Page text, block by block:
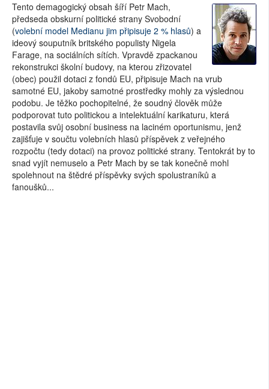
Tento demagogický obsah šíří Petr Mach,
předseda obskurní politické strany Svobodní
(volební model Medianu jim připisuje 2 % hlasů) a
ideový souputník britského populisty Nigela
Farage, na sociálních sítích. Vpravdě zpackanou
rekonstrukci školní budovy, na kterou zřizovatel
(obec) použil dotaci z fondů EU, připisuje Mach na vrub
samotné EU, jakoby samotné prostředky mohly za výslednou
podobu. Je těžko pochopitelné, že soudný člověk může
podporovat tuto politickou a intelektuální karikaturu, která
postavila svůj osobní business na laciném oportunismu, jenž
zajišťuje v součtu volebních hlasů příspěvek z veřejného
rozpočtu (tedy dotaci) na provoz politické strany. Tentokrát by to
snad vyjít nemuselo a Petr Mach by se tak konečně mohl
spolehnout na štědré příspěvky svých spolustraníků a
fanoušků...